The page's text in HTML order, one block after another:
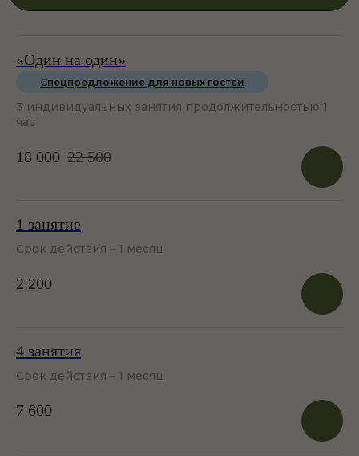
«Один на один»
Спецпредложение для новых гостей
3 индивидуальных занятия продолжительностью 1
час
18 000 22 500
1 занятие
Срок действия – 1 месяц
2 200
4 занятия
Срок действия – 1 месяц
7 600